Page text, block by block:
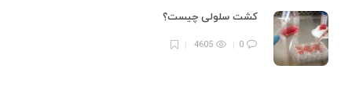
کشت سلولی چیست؟
0
4605